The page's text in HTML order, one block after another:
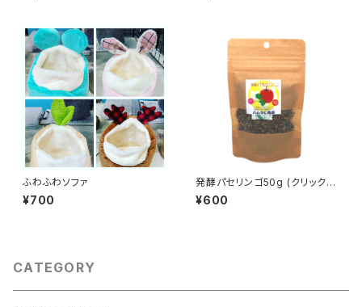
ふわふわソファ
¥700
発酵パセリンゴ50g (クリックポ
スト)
¥600
CATEGORY